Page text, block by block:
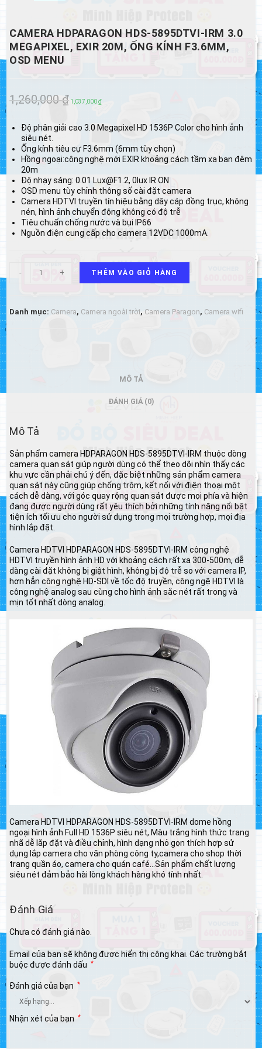
CAMERA HDPARAGON HDS-5895DTVI-IRM 3.0
MEGAPIXEL, EXIR 20M, ỐNG KÍNH F3.6MM,
OSD MENU
1,260,000₫Giá
1,260,000 ₫.
1,037,000₫Giá
tại
là:
Độ phân giải cao 3.0 Megapixel HD 1536P Color cho hình ảnh
siêu nét.
Ống kính tiêu cự F3.6mm (6mm tùy chọn)
Hồng ngoại:công nghệ mới EXIR khoảng cách tầm xa ban đêm
20m
Độ nhạy sáng: 0.01 Lux@F1.2, 0lux IR ON
OSD menu tùy chỉnh thông số cài đặt camera
Camera HDTVI truyền tín hiệu bằng dây cáp đồng trục, không
nén, hình ảnh chuyển động không có độ trễ
Tiêu chuẩn chống nước và bụi IP66
Nguồn điện cung cấp cho camera 12VDC 1000mA.
HDPARAGON
IRM
lượng
- + THÊM VÀO GIỎ HÀNG
Danh mục: Camera, Camera ngoài trời, Camera Paragon, Camera wifi
MÔ TẢ
ĐÁNH GIÁ (0)
Mô Tả
Sản phẩm camera HDPARAGON HDS-5895DTVI-IRM thuộc dòng
camera quan sát giúp người dùng có thể theo dõi nhìn thấy các
khu vực cần phải chú ý đến, đặc biệt những sản phẩm camera
quan sát này cũng giúp chống trộm, kết nối với điện thoại một
cách dễ dàng, với góc quay rộng quan sát được mọi phía và hiện
đang được người dùng rất yêu thích bởi những tính năng nổi bật
tiện ích tối ưu cho người sử dụng trong mọi trường hợp, mọi địa
hình lắp đặt.
Camera HDTVI HDPARAGON HDS-5895DTVI-IRM công nghệ
HDTVI truyền hình ảnh HD với khoảng cách rất xa 300-500m, dễ
dàng cài đặt không bị giật hình, không bị độ trễ so với camera IP,
hơn hẳn công nghệ HD-SDI về tốc độ truyền, công ngệ HDTVI là
công nghệ analog sau cùng cho hình ảnh sắc nét rất trong và
mịn tốt nhất dòng analog.
Camera HDTVI HDPARAGON HDS-5895DTVI-IRM dome hồng
ngoại hình ảnh Full HD 1536P siêu nét, Màu trắng hình thức trang
nhã dễ lắp đặt và điều chỉnh, hình dạng nhỏ gọn thích hợp sử
dụng lắp camera cho văn phòng công ty,camera cho shop thời
trang quần áo, camera cho quán café…Sản phẩm chất lượng
siêu nét đảm bảo hài lòng khách hàng khó tính nhất.
Đánh Giá
Chưa có đánh giá nào.
Email của bạn sẽ không được hiển thị công khai. Các trường bắt
buộc được đánh dấu
*
Đánh giá của bạn *
Nhận xét của bạn *